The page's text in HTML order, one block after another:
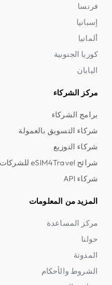
فرنسا
إسبانيا
ألمانيا
كوريا الجنوبية
اليابان
مركز الشركاء
برامج الشركاء
شركاء التسويق بالعمولة
شركاء التوزيع
شرائح eSIM4Travel للشركات
شركاء API
المزيد من المعلومات
مركز المساعدة
حولنا
المدونة
الشروط والأحكام